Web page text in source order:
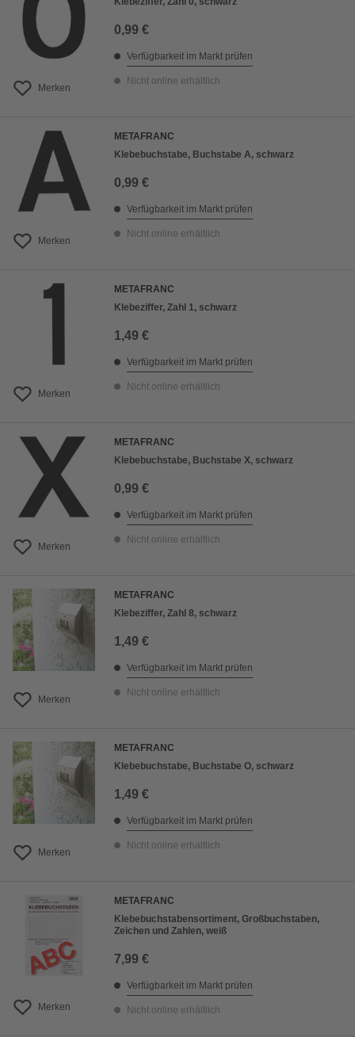
Merken
0,99 €
Verfügbarkeit im Markt prüfen
Nicht online erhältlich
Merken
METAFRANC
Klebebuchstabe, Buchstabe A, schwarz
0,99 €
Verfügbarkeit im Markt prüfen
Nicht online erhältlich
Merken
METAFRANC
Klebeziffer, Zahl 1, schwarz
1,49 €
Verfügbarkeit im Markt prüfen
Nicht online erhältlich
Merken
METAFRANC
Klebebuchstabe, Buchstabe X, schwarz
0,99 €
Verfügbarkeit im Markt prüfen
Nicht online erhältlich
Merken
METAFRANC
Klebeziffer, Zahl 8, schwarz
1,49 €
Verfügbarkeit im Markt prüfen
Nicht online erhältlich
Merken
METAFRANC
Klebebuchstabe, Buchstabe O, schwarz
1,49 €
Verfügbarkeit im Markt prüfen
Nicht online erhältlich
Merken
METAFRANC
Klebebuchstabensortiment, Großbuchstaben,
Zeichen und Zahlen, weiß
7,99 €
Verfügbarkeit im Markt prüfen
Nicht online erhältlich